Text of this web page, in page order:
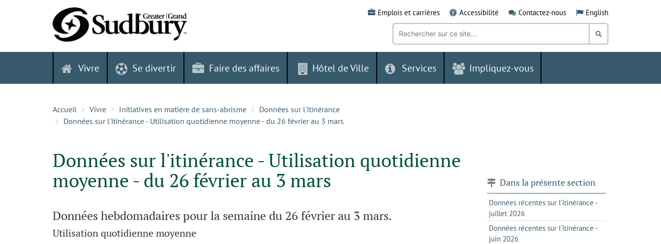
Emplois et carrières Accessibilité Contactez-nous English
Recherche
mot-
clé:
Rechercher
dans
Grand
Vivre Se divertir Faire des affaires Hôtel de Ville Services Impliquez-vous
Accueil Vivre Initiatives en matière de sans-abrisme
Données sur l'itinérance
Données sur l'itinérance - Utilisation quotidienne moyenne - du 26 février au 3 mars
Données sur l'itinérance - Utilisation quotidienne
moyenne - du 26 février au 3 mars
Données hebdomadaires pour la semaine du 26 février au 3 mars.
Utilisation quotidienne moyenne
Dans la présente section
Données récentes sur l'itinérance -
juillet 2026
Données récentes sur l'itinérance -
juin 2026